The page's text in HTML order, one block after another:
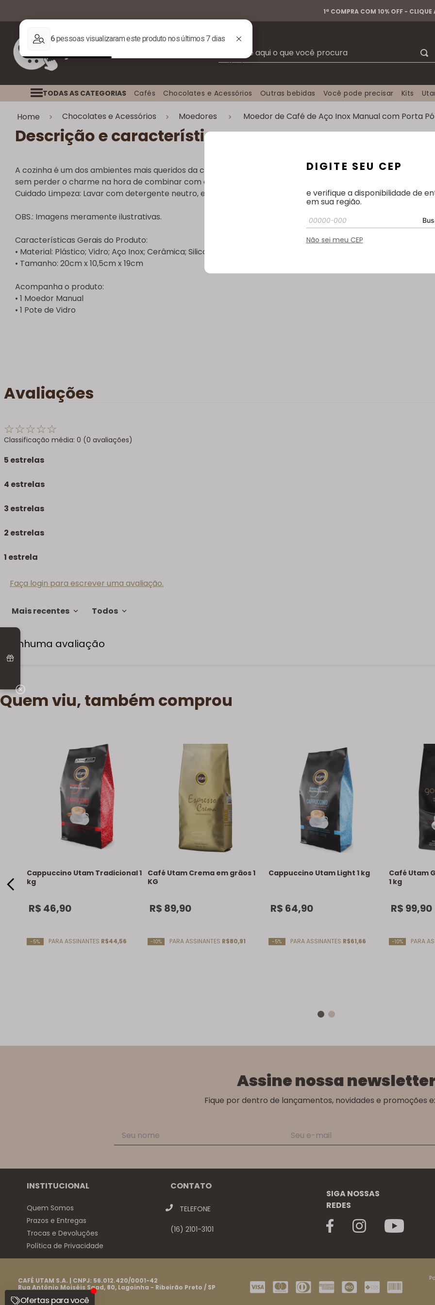
1ª COMPRA COM 10% OFF - CLIQUE
Busque aqui o que você procura
TODAS AS CATEGORIAS Cafés Chocolates e Acessórios Outras bebidas Você pode precisar Kits
Home Chocolates e Acessórios Moedores Moedor de Café de Aço Inox Manual com Porta
Descrição e características
A cozinha é um dos ambientes mais queridos da casa e por esse motivo merece toda a nossa atenção.
sem perder o charme na hora de combinar com a decoração. A LYOR proporciona qualidade e praticidade,
Cuidado Limpeza: Lavar com detergente neutro, esponja macia e secar imediatamente. Não lavar em
OBS.: Imagens meramente ilustrativas.
Características Gerais do Produto:
• Material: Plástico; Vidro; Aço Inox; Cerâmica; Silicone
• Tamanho: 20cm x 10,5cm x 19cm
Acompanha o produto:
• 1 Moedor Manual
• 1 Pote de Vidro
Avaliações
☆☆☆☆☆
Classificação média: 0 (0 avaliações)
5 estrelas
4 estrelas
3 estrelas
2 estrelas
1 estrela
Faça login para escrever uma avaliação.
Mais recentes Todos
Nenhuma avaliação
Cappuccino Utam Tradicional 1
kg
R$ 46,90
-5% PARA ASSINANTES R$44,56
Café Utam Crema em grãos 1
KG
R$ 89,90
-10% PARA ASSINANTES R$80,91
Cappuccino Utam Light 1 kg
R$ 64,90
-5% PARA ASSINANTES R$61,66
Café Utam
1 kg
R$ 99,90
-10% PARA
Assine nossa
Fique por dentro de lançamentos, novidades e promoções
INSTITUCIONAL
Quem Somos
Prazos e Entregas
Trocas e Devoluções
Política de Privacidade
CONTATO
TELEFONE
(16) 2101-3101
SIGA NOSSAS
REDES
CAFÉ UTAM S.A. | CNPJ: 56.012.420/0001-42
Rua Antônio Moiséis Saad, 80, Lagoinha - Ribeirão Preto / SP
DIGITE SEU CEP
e verifique a disponibilidade de
em sua região.
Não sei meu CEP